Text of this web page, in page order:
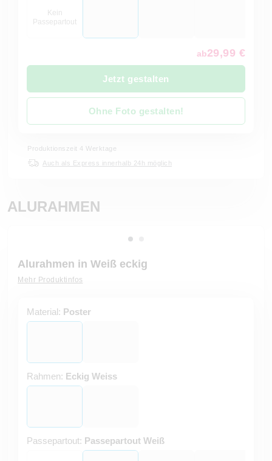
Kein
Passepartout
ab29,99 €
Jetzt gestalten
Ohne Foto gestalten!
Produktionszeit 4 Werktage
Auch als Express innerhalb 24h möglich
ALURAHMEN
Alurahmen in Weiß eckig
Mehr Produktinfos
Material: Poster
Rahmen: Eckig Weiss
Passepartout: Passepartout Weiß